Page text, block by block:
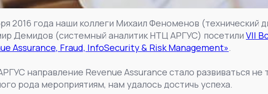
2016 года наши коллеги Михаил Феноменов (технический
Демидов (системный аналитик НТЦ АРГУС) посетили VII
Assurance, Fraud, InfoSecurity & Risk Management».
направление Revenue Assurance стало развиваться не
рода мероприятиям, нам удалось достичь успеха.